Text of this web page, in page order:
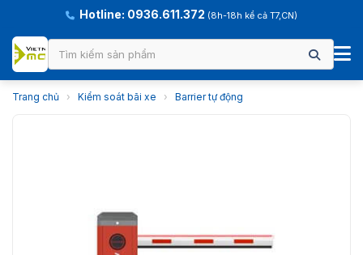
Hotline: 0936.611.372 (8h-18h kể cả T7,CN)
Trang chủ › Kiểm soát bãi xe › Barrier tự động